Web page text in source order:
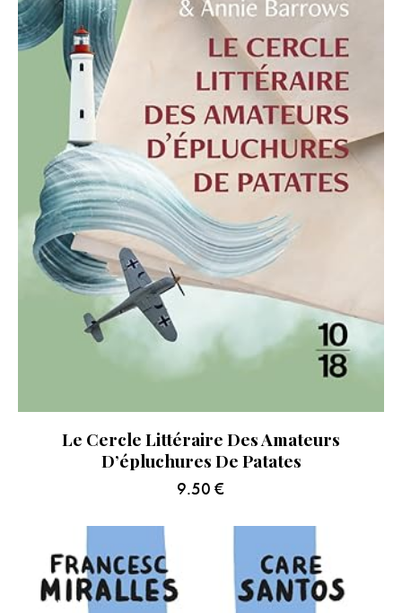
Le Cercle Littéraire Des Amateurs
D’épluchures De Patates
9.50 €